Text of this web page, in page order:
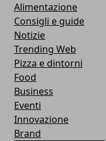
Alimentazione
Consigli e guide
Notizie
Trending Web
Pizza e dintorni
Food
Business
Eventi
Innovazione
Brand